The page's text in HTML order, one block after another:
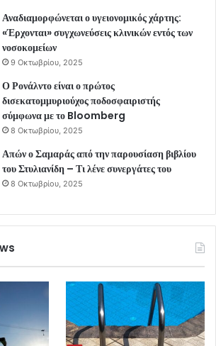
Αναδιαμορφώνεται ο υγειονομικός χάρτης:
«Έρχονται» συγχωνεύσεις κλινικών εντός των
νοσοκομείων
9 Οκτωβρίου, 2025
Ο Ρονάλντο είναι ο πρώτος
δισεκατομμυριούχος ποδοσφαιριστής
σύμφωνα με το Bloomberg
8 Οκτωβρίου, 2025
Απών ο Σαμαράς από την παρουσίαση βιβλίου
του Στυλιανίδη – Τι λένε συνεργάτες του
8 Οκτωβρίου, 2025